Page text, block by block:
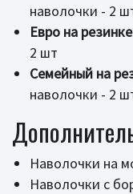
наволочки - 2
Евро на
2 шт
Семейный на
наволочки - 2
Наволочки на
Наволочки с